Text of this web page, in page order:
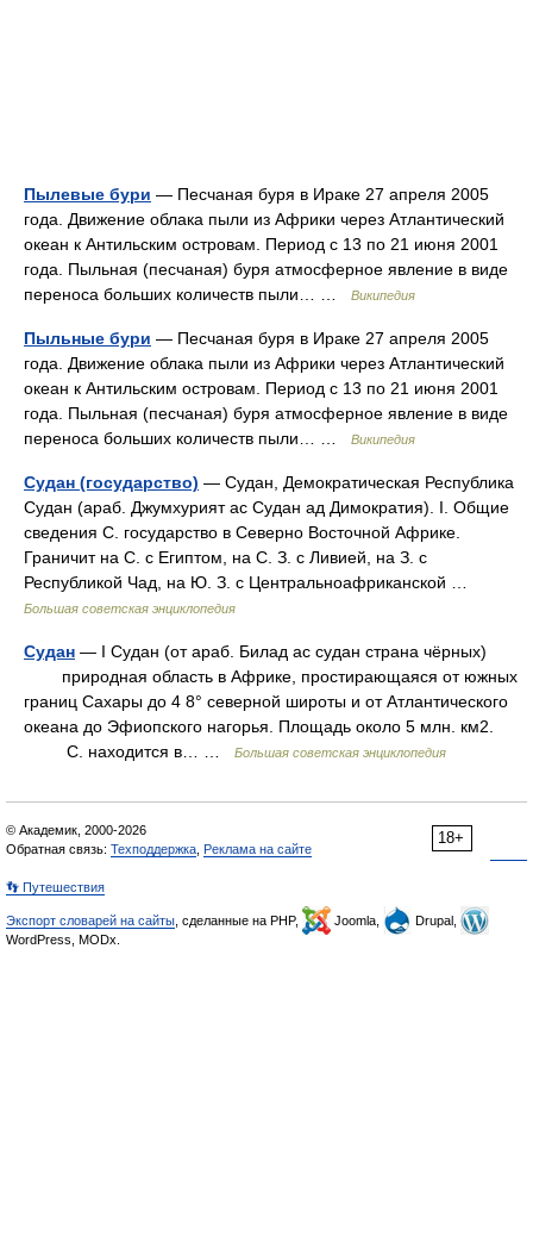
Пылевые бури — Песчаная буря в Ираке 27 апреля 2005
года. Движение облака пыли из Африки через Атлантический
океан к Антильским островам. Период с 13 по 21 июня 2001
года. Пыльная (песчаная) буря атмосферное явление в виде
переноса больших количеств пыли… …
Википедия
Пыльные бури — Песчаная буря в Ираке 27 апреля 2005
года. Движение облака пыли из Африки через Атлантический
океан к Антильским островам. Период с 13 по 21 июня 2001
года. Пыльная (песчаная) буря атмосферное явление в виде
переноса больших количеств пыли… …
Википедия
Судан (государство) — Судан, Демократическая Республика
Судан (араб. Джумхурият ас Судан ад Димократия). I. Общие
сведения С. государство в Северно Восточной Африке.
Граничит на С. с Египтом, на С. З. с Ливией, на З. с
Республикой Чад, на Ю. З. с Центральноафриканской …
Большая советская энциклопедия
Судан — I Судан (от араб. Билад ас судан страна чёрных)
природная область в Африке, простирающаяся от южных
границ Сахары до 4 8° северной широты и от Атлантического
океана до Эфиопского нагорья. Площадь около 5 млн. км2.
С. находится в… …
Большая советская энциклопедия
18+
© Академик, 2000-2026
Обратная связь: Техподдержка Реклама на сайте
👣 Путешествия
Экспорт словарей на сайты , сделанные на PHP, Joomla,
Drupal,
WordPress, MODx.